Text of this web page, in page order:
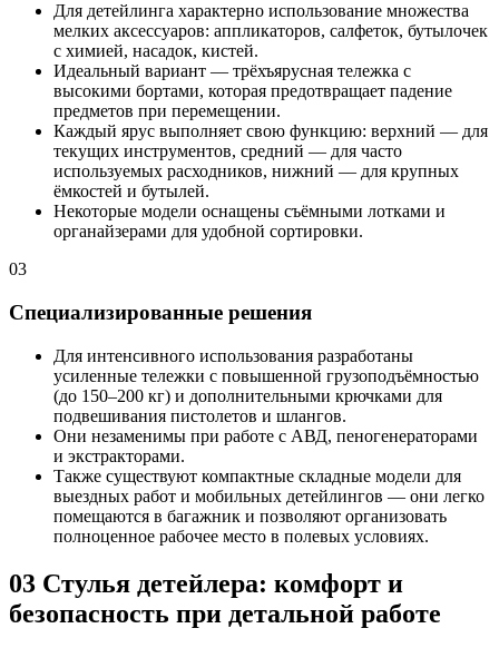
Для детейлинга характерно использование множества
мелких аксессуаров: аппликаторов, салфеток, бутылочек
с химией, насадок, кистей.
Идеальный вариант — трёхъярусная тележка с
высокими бортами, которая предотвращает падение
предметов при перемещении.
Каждый ярус выполняет свою функцию: верхний — для
текущих инструментов, средний — для часто
используемых расходников, нижний — для крупных
ёмкостей и бутылей.
Некоторые модели оснащены съёмными лотками и
органайзерами для удобной сортировки.
03
Специализированные решения
Для интенсивного использования разработаны
усиленные тележки с повышенной грузоподъёмностью
(до 150–200 кг) и дополнительными крючками для
подвешивания пистолетов и шлангов.
Они незаменимы при работе с АВД, пеногенераторами
и экстракторами.
Также существуют компактные складные модели для
выездных работ и мобильных детейлингов — они легко
помещаются в багажник и позволяют организовать
полноценное рабочее место в полевых условиях.
03 Стулья детейлера: комфорт и
безопасность при детальной работе